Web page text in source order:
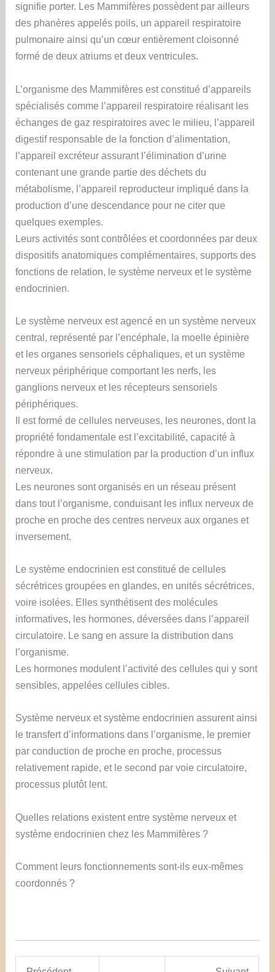
signifie porter. Les Mammifères possèdent par ailleurs
des phanères appelés poils, un appareil respiratoire
pulmonaire ainsi qu’un cœur entièrement cloisonné
formé de deux atriums et deux ventricules.
L’organisme des Mammifères est constitué d’appareils
spécialisés comme l’appareil respiratoire réalisant les
échanges de gaz respiratoires avec le milieu, l’appareil
digestif responsable de la fonction d’alimentation,
l’appareil excréteur assurant l’élimination d’urine
contenant une grande partie des déchets du
métabolisme, l’appareil reproducteur impliqué dans la
production d’une descendance pour ne citer que
quelques exemples.
Leurs activités sont contrôlées et coordonnées par deux
dispositifs anatomiques complémentaires, supports des
fonctions de relation, le système nerveux et le système
endocrinien.
Le système nerveux est agencé en un système nerveux
central, représenté par l’encéphale, la moelle épinière
et les organes sensoriels céphaliques, et un système
nerveux périphérique comportant les nerfs, les
ganglions nerveux et les récepteurs sensoriels
périphériques.
Il est formé de cellules nerveuses, les neurones, dont la
propriété fondamentale est l’excitabilité, capacité à
répondre à une stimulation par la production d’un influx
nerveux.
Les neurones sont organisés en un réseau présent
dans tout l’organisme, conduisant les influx nerveux de
proche en proche des centres nerveux aux organes et
inversement.
Le système endocrinien est constitué de cellules
sécrétrices groupées en glandes, en unités sécrétrices,
voire isolées. Elles synthétisent des molécules
informatives, les hormones, déversées dans l’appareil
circulatoire. Le sang en assure la distribution dans
l’organisme.
Les hormones modulent l’activité des cellules qui y sont
sensibles, appelées cellules cibles.
Système nerveux et système endocrinien assurent ainsi
le transfert d’informations dans l’organisme, le premier
par conduction de proche en proche, processus
relativement rapide, et le second par voie circulatoire,
processus plutôt lent.
Quelles relations existent entre système nerveux et
système endocrinien chez les Mammifères ?
Comment leurs fonctionnements sont-ils eux-mêmes
coordonnés ?